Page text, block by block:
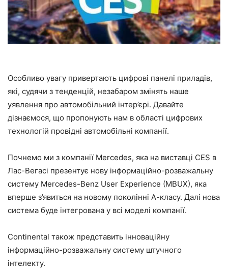
Особливо увагу привертають цифрові панелі приладів,
які, судячи з тенденцій, незабаром змінять наше
уявлення про автомобільний інтер’єрі. Давайте
дізнаємося, що пропонують нам в області цифрових
технологій провідні автомобільні компанії.
Почнемо ми з компанії Mercedes, яка на виставці CES в
Лас-Вегасі презентує нову інформаційно-розважальну
систему Mercedes-Benz User Experience (MBUX), яка
вперше з’явиться на новому поколінні А-класу. Далі нова
система буде інтегрована у всі моделі компанії.
Continental також представить інноваційну
інформаційно-розважальну систему штучного
інтелекту.